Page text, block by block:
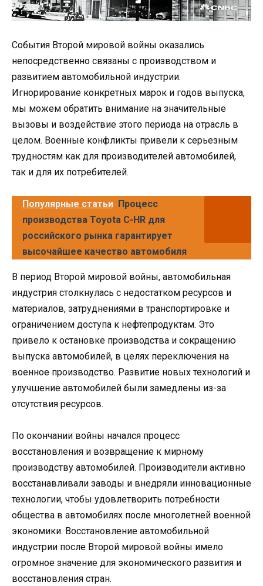
События Второй мировой войны оказались
непосредственно связаны с производством и
развитием автомобильной индустрии.
Игнорирование конкретных марок и годов выпуска,
мы можем обратить внимание на значительные
вызовы и воздействие этого периода на отрасль в
целом. Военные конфликты привели к серьезным
трудностям как для производителей автомобилей,
так и для их потребителей.
Популярные статьи Процесс
производства Toyota C-HR для
российского рынка гарантирует
высочайшее качество автомобиля
В период Второй мировой войны, автомобильная
индустрия столкнулась с недостатком ресурсов и
материалов, затруднениями в транспортировке и
ограничением доступа к нефтепродуктам. Это
привело к остановке производства и сокращению
выпуска автомобилей, в целях переключения на
военное производство. Развитие новых технологий и
улучшение автомобилей были замедлены из-за
отсутствия ресурсов.
По окончании войны начался процесс
восстановления и возвращение к мирному
производству автомобилей. Производители активно
восстанавливали заводы и внедряли инновационные
технологии, чтобы удовлетворить потребности
общества в автомобилях после многолетней военной
экономики. Восстановление автомобильной
индустрии после Второй мировой войны имело
огромное значение для экономического развития и
восстановления стран.